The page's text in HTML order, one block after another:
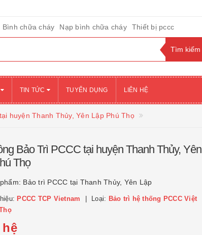
Bình chữa cháy Nạp bình chữa cháy Thiết bị pccc
TIN TỨC TUYỂN DỤNG LIÊN HỆ
huyện Thanh Thủy, Yên Lập Phú Thọ
Bảo Trì PCCC tại huyện Thanh Thủy, Yên
Thọ
Bảo trì PCCC tại Thanh Thủy, Yên Lập
PCCC TCP Vietnam Loại: Bảo trì hệ thống PCCC Việt